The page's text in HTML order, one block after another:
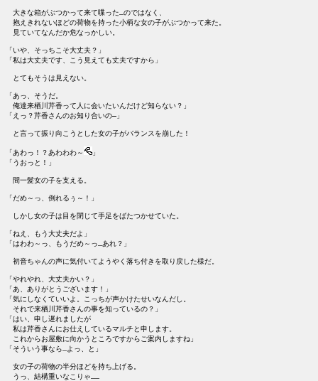
大きな箱がぶつかって来て喋った…のではなく、
抱えきれないほどの荷物を持った小柄な女の子がぶつかって来た。
見ていてなんだか危なっかしい。
「いや、そっちこそ大丈夫？」
「私は大丈夫です、こう見えても丈夫ですから」
とてもそうは見えない。
「あっ、そうだ。
俺達来栖川芹香って人に会いたいんだけど知らない？」
「えっ？芹香さんのお知り合いの―」
と言って振り向こうとした女の子がバランスを崩した！
「あわっ！？あわわわ～
」
「うおっと！」
間一髪女の子を支える。
「だめ～っ、倒れるぅ～！」
しかし女の子は目を閉じて手足をばたつかせていた。
「ねえ、もう大丈夫だよ」
「はわわ～っ、もうだめ～っ…あれ？」
初音ちゃんの声に気付いてようやく落ち付きを取り戻した様だ。
「やれやれ、大丈夫かい？」
「あ、ありがとうございます！」
「気にしなくていいよ。こっちが声かけたせいなんだし。
それで来栖川芹香さんの事を知っているの？」
「はい、申し遅れましたが
私は芹香さんにお仕えしているマルチと申します。
これからお屋敷に向かうところですからご案内しますね」
「そういう事なら…よっ、と」
女の子の荷物の半分ほどを持ち上げる。
うっ、結構重いなこりゃ……